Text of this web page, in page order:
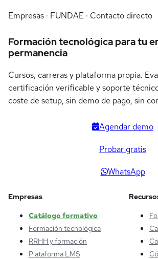
Empresas · FUNDAE · Contacto directo
Formación tecnológica para tu
permanencia
Cursos, carreras y plataforma propia.
certificación verificable y soporte
coste de setup, sin demo de pago, sin
Agendar demo
Probar gratis
WhatsApp
Empresas
Catálogo formativo
Formación tecnológica
RRHH y formación
Plataforma LMS